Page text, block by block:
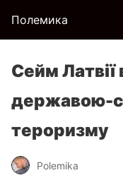
Полемика
Сейм Латвії
державою-
тероризму
Polemika